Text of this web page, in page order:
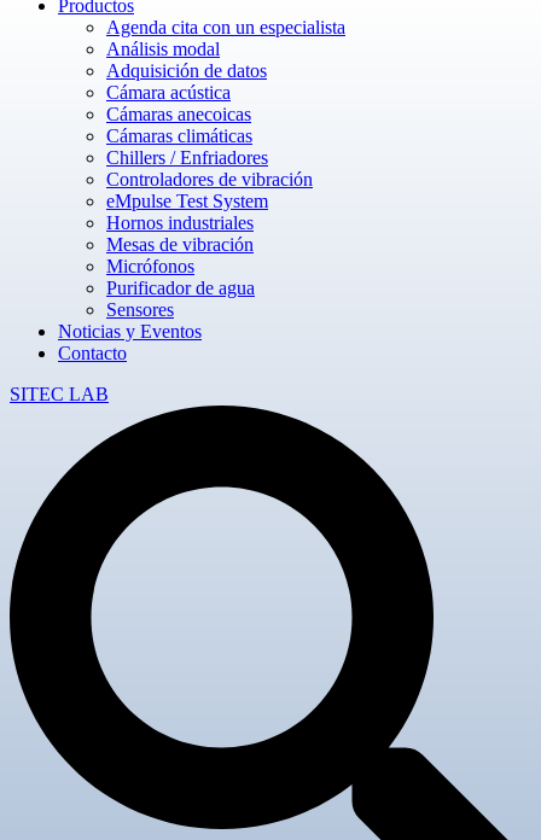
Productos
Agenda cita con un especialista
Análisis modal
Adquisición de datos
Cámara acústica
Cámaras anecoicas
Cámaras climáticas
Chillers / Enfriadores
Controladores de vibración
eMpulse Test System
Hornos industriales
Mesas de vibración
Micrófonos
Purificador de agua
Sensores
Noticias y Eventos
Contacto
SITEC LAB